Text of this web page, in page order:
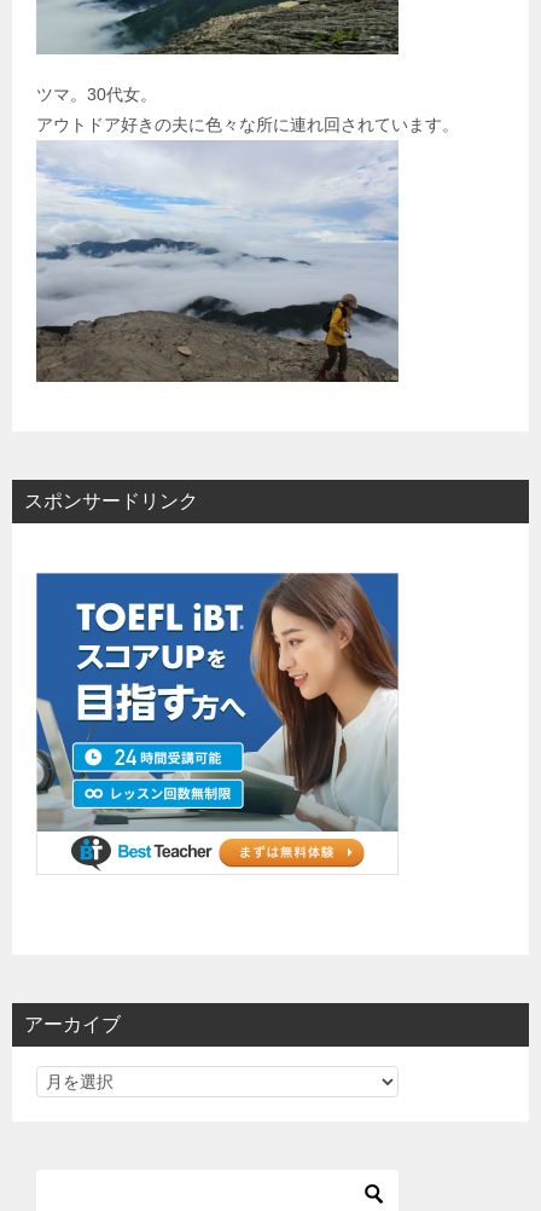
ツマ。30代女。
アウトドア好きの夫に色々な所に連れ回されています。
スポンサードリンク
アーカイブ